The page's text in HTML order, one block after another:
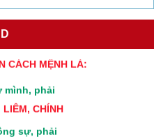
CÁCH MỆNH LÀ:
mình, phải
LIÊM, CHÍNH
sự, phải